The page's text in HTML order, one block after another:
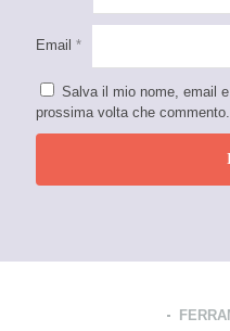
Email *
Salva il mio nome, email
prossima volta che commento.